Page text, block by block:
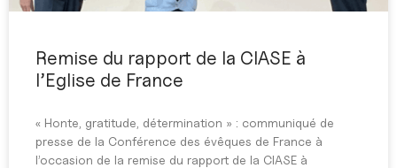
Remise du rapport de la CIASE à
l’Eglise de France
« Honte, gratitude, détermination » : communiqué de
presse de la Conférence des évêques de France à
l’occasion de la remise du rapport de la CIASE à